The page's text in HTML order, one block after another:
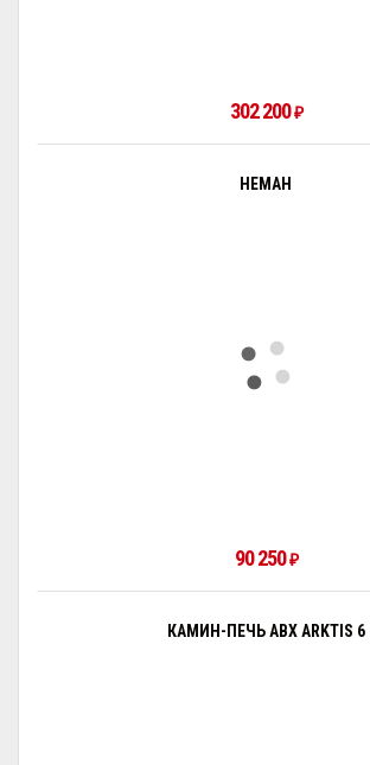
302 200₽
НЕМАН
90 250₽
КАМИН-ПЕЧЬ ABX ARKTIS 6